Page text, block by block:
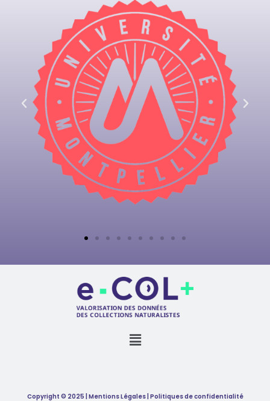
Copyright © 2025 | Mentions Légales | Politiques de confidentialité